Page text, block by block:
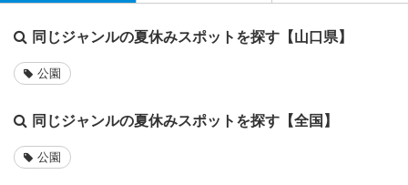
同じジャンルの夏休みスポットを探す【山口県】
公園
同じジャンルの夏休みスポットを探す【全国】
公園